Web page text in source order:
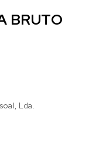
BRUTO
Lda.